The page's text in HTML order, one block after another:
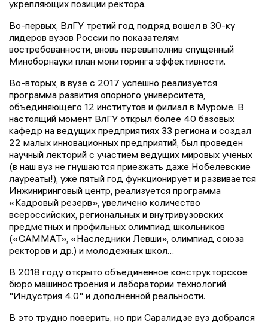
укрепляющих позиции ректора.
Во-первых, ВлГУ третий год подряд вошел в 30-ку
лидеров вузов России по показателям
востребованности, вновь перевыполнив спущенный
Миноборнауки план мониторинга эффективности.
Во-вторых, в вузе с 2017 успешно реализуется
программа развития опорного университета,
объединяющего 12 институтов и филиал в Муроме. В
настоящий момент ВлГУ открыл более 40 базовых
кафедр на ведущих предприятиях 33 региона и создал
22 малых инновационных предприятий, был проведен
научный лекторий с участием ведущих мировых ученых
(в наш вуз не гнушаются приезжать даже Нобелевские
лауреаты!), уже пятый год функционирует и развивается
Инжиниринговый центр, реализуется программа
«Кадровый резерв», увеличено количество
всероссийских, региональных и внутривузовских
предметных и профильных олимпиад школьников
(«САММАТ», «Наследники Левши», олимпиад союза
ректоров и др.) и молодежных школ…
В 2018 году открыто объединенное конструкторское
бюро машиностроения и лаборатории технологий
"Индустрия 4.0" и дополненной реальности.
В это трудно поверить, но при Саралидзе вуз добрался